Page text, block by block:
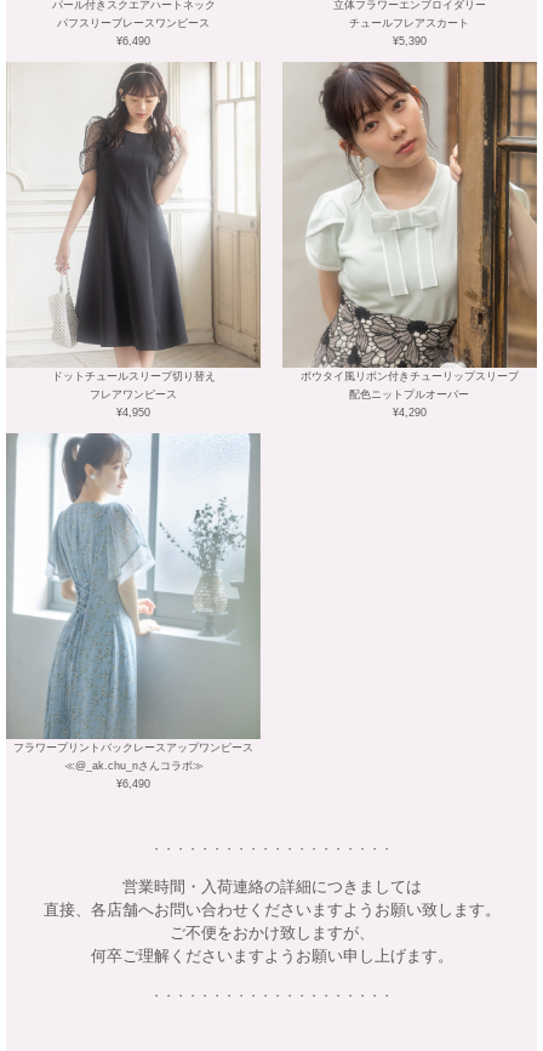
パール付きスクエアハートネック
パフスリーブレースワンピース
¥6,490
立体フラワーエンブロイダリー
チュールフレアスカート
¥5,390
ドットチュールスリーブ切り替え
フレアワンピース
¥4,950
ボウタイ風リボン付きチューリップスリーブ
配色ニットプルオーバー
¥4,290
フラワープリントバックレースアップワンピース
≪@_ak.chu_nさんコラボ≫
¥6,490
・・・・・・・・・・・・・・・・・・・・
営業時間・入荷連絡の詳細につきましては
直接、各店舗へお問い合わせくださいますようお願い致します。
ご不便をおかけ致しますが、
何卒ご理解くださいますようお願い申し上げます。
・・・・・・・・・・・・・・・・・・・・